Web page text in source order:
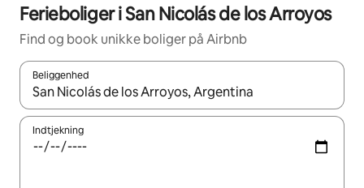
Ferieboliger i San Nicolás de los Arroyos
Find og book unikke boliger på Airbnb
Beliggenhed
Når resultaterne er tilgængelige, skal du navigere med
Indtjekning